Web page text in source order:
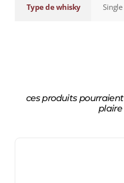
Type de whisky
ces produits
plaire